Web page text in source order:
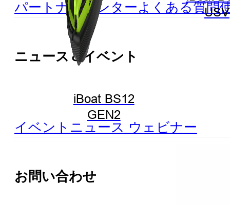
iBoat BS12
GEN2
USV
パートナーセンターよくある質問
ニュース＆イベント
イベント ニュース ウェビナー
お問い合わせ